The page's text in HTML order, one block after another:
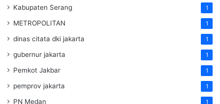
Kabupaten Serang 1
METROPOLITAN 1
dinas citata dki jakarta 1
gubernur jakarta 1
Pemkot Jakbar 1
pemprov jakarta 1
PN Medan 1